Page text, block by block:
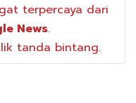
terpercaya dari
News.
tanda bintang.